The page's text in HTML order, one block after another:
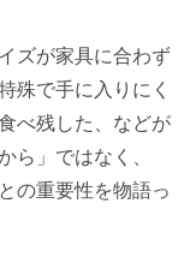
ズが家具に合わず
殊で手に入りにく
べ残した、などが
ら」ではなく、
の重要性を物語っ